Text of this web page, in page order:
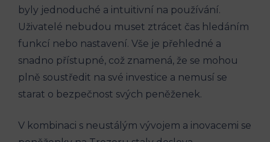
byly jednoduché a intuitivní na používání.
Uživatelé nebudou muset ztrácet čas hledáním
funkcí nebo nastavení. Vše je přehledné a
snadno přístupné, což znamená, že se mohou
plně soustředit na své investice a nemusí se
starat o bezpečnost svých peněženek.
V kombinaci s neustálým vývojem a inovacemi se